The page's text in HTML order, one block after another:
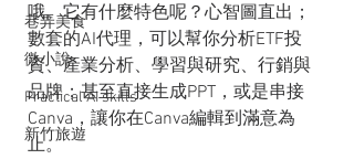
巷弄美食
微小說
Practical AI skills
新竹旅遊
哦。它有什麼特色呢？心智圖直出；
數套的AI代理，可以幫你分析ETF投
資、產業分析、學習與研究、行銷與
品牌；甚至直接生成PPT，或是串接
Canva，讓你在Canva編輯到滿意為
止。